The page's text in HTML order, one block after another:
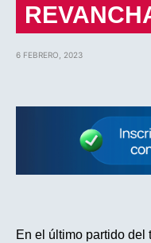
6 FEBRERO, 2023
En el último partido del